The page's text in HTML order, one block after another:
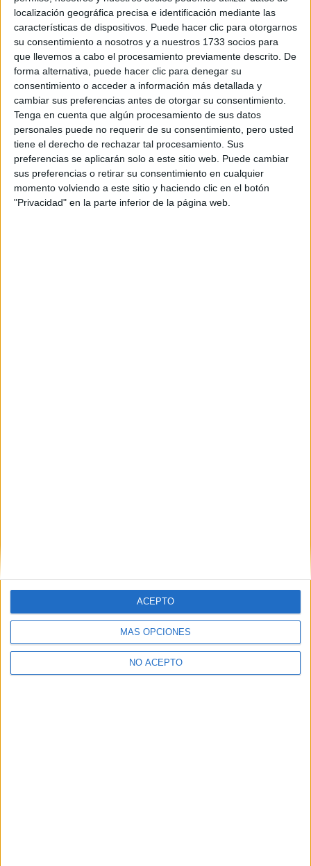
localización geográfica precisa e identificación mediante las
características de dispositivos. Puede hacer clic para otorgarnos
su consentimiento a nosotros y a nuestros 1733 socios para
que llevemos a cabo el procesamiento previamente descrito. De
forma alternativa, puede hacer clic para denegar su
consentimiento o acceder a información más detallada y
cambiar sus preferencias antes de otorgar su consentimiento.
Tenga en cuenta que algún procesamiento de sus datos
personales puede no requerir de su consentimiento, pero usted
tiene el derecho de rechazar tal procesamiento. Sus
preferencias se aplicarán solo a este sitio web. Puede cambiar
sus preferencias o retirar su consentimiento en cualquier
momento volviendo a este sitio y haciendo clic en el botón
"Privacidad" en la parte inferior de la página web.
MÁS OPCIONES
NO ACEPTO
ACEPTO
Chica
¿En qué año terminas (o terminaste) bachillerato o FP?
Soy estudiante de:*
Términos y Condiciones de Uso
Aceptolos Términos y Condicionesde uso*
Y como regalo de agradecimiento, por registrarte te daremos
gratis una copia de nuestro ebook con 100 consejos para tu
primer año de universidad